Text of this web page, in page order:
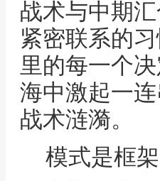
战术与中期
紧密联系的
里的每一个
海中激起一
战术涟漪。
模式是框